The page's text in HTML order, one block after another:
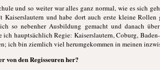
und so weiter war alles ganz normal, wie es sich
Kaiserslautern und habe dort auch erste kleine
so nebenher Ausbildung gemacht und danach
ich hauptsächlich Regie: Kaiserslautern, Coburg,
ich bin ziemlich viel herumgekommen in meinen
von den Regisseuren her?